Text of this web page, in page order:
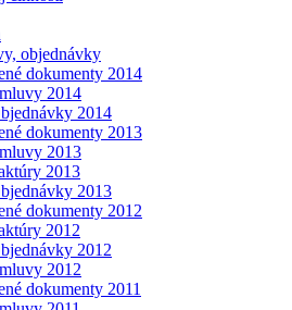
objednávky
dokumenty 2014
2014
2014
dokumenty 2013
2013
2013
2013
dokumenty 2012
2012
2012
2012
dokumenty 2011